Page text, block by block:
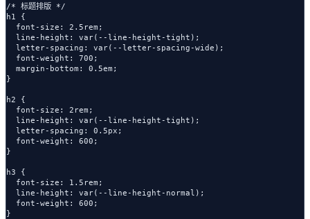
/* 标题排版 */
h1 {
  font-size: 2.5rem;
  line-height: var(--line-height-tight);
  letter-spacing: var(--letter-spacing-wide);
  font-weight: 700;
  margin-bottom: 0.5em;
}
h2 {
  font-size: 2rem;
  line-height: var(--line-height-tight);
  letter-spacing: 0.5px;
  font-weight: 600;
}
h3 {
  font-size: 1.5rem;
  line-height: var(--line-height-normal);
  font-weight: 600;
}